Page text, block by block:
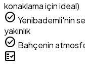
konaklama için ideal)
check_circle Yenibademli'nin
yakınlık
check_circle Bahçenin
fact_check